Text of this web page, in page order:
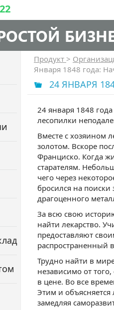
Продукт >
Января 1848 года:
24 ЯНВАРЯ
24 января 1848
лесопилки
Вместе с хозяином
золотом. Вскоре
Франциско. Когда
старателям.
чего через
бросился на
драгоценного
За всю свою
найти лекарство.
предоставляют
распространенный
Трудно найти в
независимо от
в цене. Во все
Этим и
замедляя